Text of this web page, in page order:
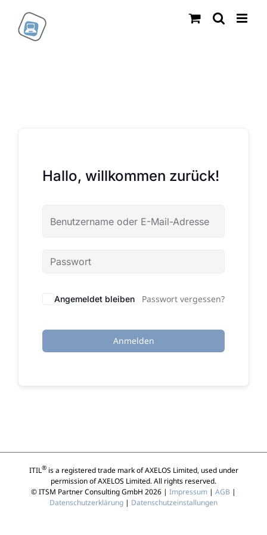
Inhalt
springen
Hallo, willkommen zurück!
Angemeldet bleiben Passwort vergessen?
Anmelden
ITIL®is a registered trade mark of AXELOS Limited, used under
permission of AXELOS Limited. All rights reserved.
© ITSM Partner Consulting GmbH 2026 | Impressum | AGB |
Datenschutzerklärung | Datenschutzeinstallungen